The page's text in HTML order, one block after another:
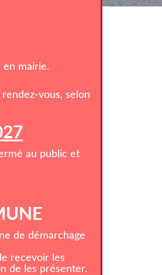
mairie.
vous, selon
au public et
de démarchage
recevoir les
de les présenter.